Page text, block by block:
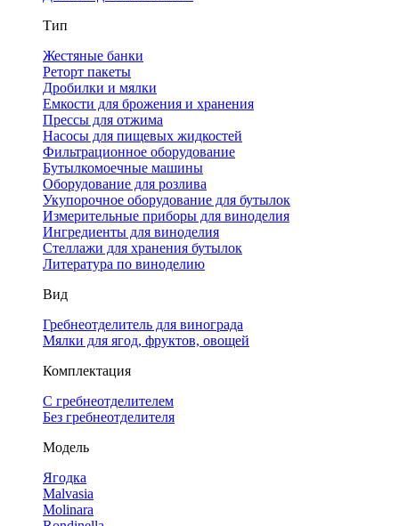
Тип
Жестяные банки
Реторт пакеты
Дробилки и мялки
Емкости для брожения и хранения
Прессы для отжима
Насосы для пищевых жидкостей
Фильтрационное оборудование
Бутылкомоечные машины
Оборудование для розлива
Укупорочное оборудование для бутылок
Измерительные приборы для виноделия
Ингредиенты для виноделия
Стеллажи для хранения бутылок
Литература по виноделию
Вид
Гребнеотделитель для винограда
Мялки для ягод, фруктов, овощей
Комплектация
С гребнеотделителем
Без гребнеотделителя
Модель
Ягодка
Malvasia
Molinara